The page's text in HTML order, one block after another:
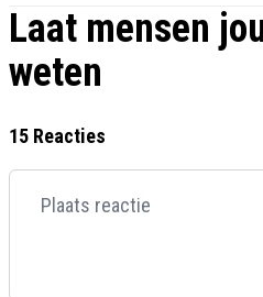
Laat mensen
weten
15 Reacties